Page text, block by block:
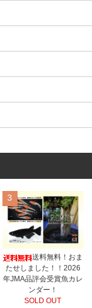
3
送料無料！おま
たせしました！！2026
年JMA品評会受賞魚カレ
ンダー！
SOLD OUT